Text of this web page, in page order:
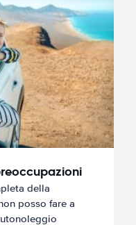
della
posso fare a